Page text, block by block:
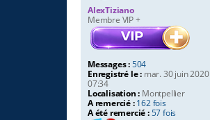
AlexTiziano
Membre VIP +
Messages :504
Enregistré le : mar. 30 juin 2020
07:34
Localisation : Montpellier
A remercié :162 fois
A été remercié :57 fois